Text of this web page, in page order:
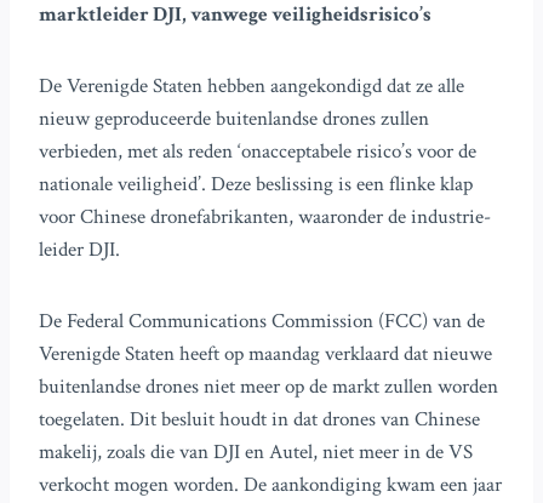
marktleider DJI, vanwege veiligheidsrisico’s
De Verenigde Staten hebben aangekondigd dat ze alle
nieuw geproduceerde buitenlandse drones zullen
verbieden, met als reden ‘onacceptabele risico’s voor de
nationale veiligheid’. Deze beslissing is een flinke klap
voor Chinese dronefabrikanten, waaronder de industrie-
leider DJI.
De Federal Communications Commission (FCC) van de
Verenigde Staten heeft op maandag verklaard dat nieuwe
buitenlandse drones niet meer op de markt zullen worden
toegelaten. Dit besluit houdt in dat drones van Chinese
makelij, zoals die van DJI en Autel, niet meer in de VS
verkocht mogen worden. De aankondiging kwam een jaar